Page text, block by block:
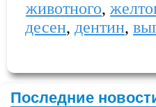
животного,
десен, дентин,
Последние